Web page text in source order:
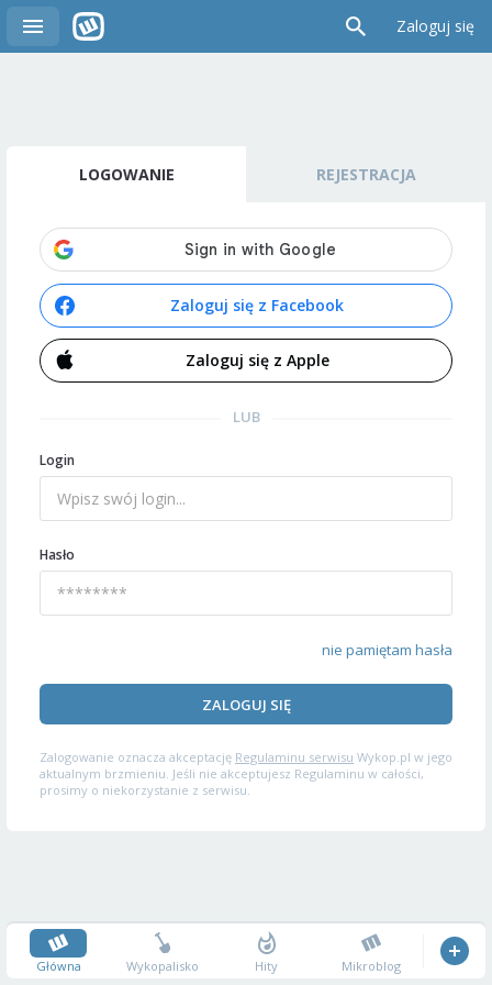
Zaloguj się
LOGOWANIE REJESTRACJA
Zaloguj się z Facebook
Zaloguj się z Apple
LUB
Login
Hasło
nie pamiętam hasła
ZALOGUJ SIĘ
Zalogowanie oznacza akceptację Regulaminu serwisu Wykop.pl w jego
aktualnym brzmieniu. Jeśli nie akceptujesz Regulaminu w całości,
prosimy o niekorzystanie z serwisu.
Główna Wykopalisko Hity Mikroblog